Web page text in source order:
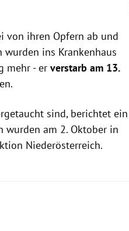
von ihren Opfern ab und
ins Krankenhaus
mehr - erverstarb am 13.
sind, berichtet ein
wurden am 2. Oktober in
Niederösterreich.